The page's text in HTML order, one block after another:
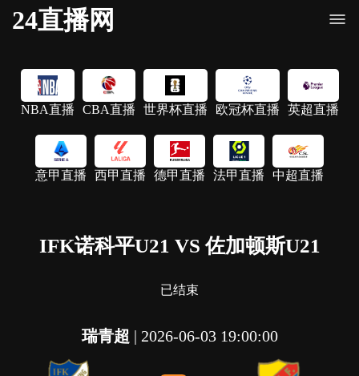
24直播网
NBA直播 CBA直播 世界杯直播 欧冠杯直播 英超直播
意甲直播 西甲直播 德甲直播 法甲直播 中超直播
IFK诺科平U21 VS 佐加顿斯U21
已结束
瑞青超 | 2026-06-03 19:00:00